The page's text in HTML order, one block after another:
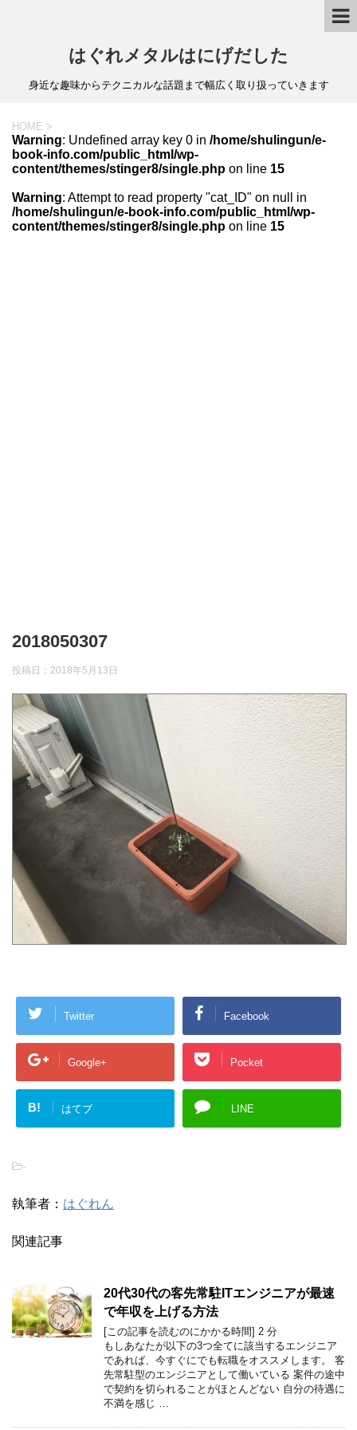
はぐれメタルはにげだした
身近な趣味からテクニカルな話題まで幅広く取り扱っていきます
HOME >
Warning: Undefined array key 0 in /home/shulingun/e-
book-info.com/public_html/wp-
content/themes/stinger8/single.php on line 15
Warning: Attempt to read property "cat_ID" on null in
/home/shulingun/e-book-info.com/public_html/wp-
content/themes/stinger8/single.php on line 15
2018050307
投稿日： 2018年5月13日
Twitter Facebook
Google+ Pocket
B! はてブ LINE
-
執筆者： はぐれん
関連記事
20代30代の客先常駐ITエンジニアが最速
で年収を上げる方法
[この記事を読むのにかかる時間] 2 分
もしあなたが以下の3つ全てに該当するエンジニア
であれば、今すぐにでも転職をオススメします。 客
先常駐型のエンジニアとして働いている 案件の途中
で契約を切られることがほとんどない 自分の待遇に
不満を感じ …